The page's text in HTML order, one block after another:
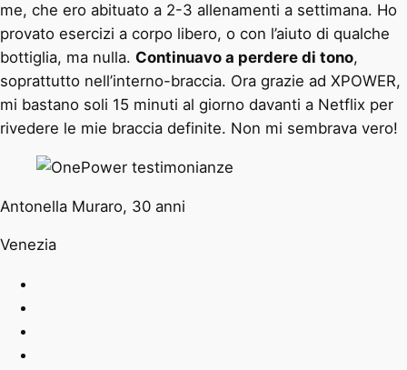
me, che ero abituato a 2-3 allenamenti a settimana. Ho
provato esercizi a corpo libero, o con l’aiuto di qualche
bottiglia, ma nulla. Continuavo a perdere di tono,
soprattutto nell’interno-braccia. Ora grazie ad XPOWER,
mi bastano soli 15 minuti al giorno davanti a Netflix per
rivedere le mie braccia definite. Non mi sembrava vero!
Antonella Muraro, 30 anni
Venezia